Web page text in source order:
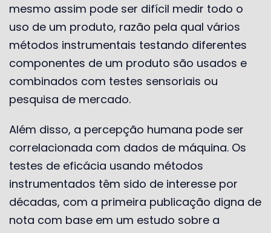
mesmo assim pode ser difícil medir todo o
uso de um produto, razão pela qual vários
métodos instrumentais testando diferentes
componentes de um produto são usados ​​e
combinados com testes sensoriais ou
pesquisa de mercado.
Além disso, a percepção humana pode ser
correlacionada com dados de máquina. Os
testes de eficácia usando métodos
instrumentados têm sido de interesse por
décadas, com a primeira publicação digna de
nota com base em um estudo sobre a